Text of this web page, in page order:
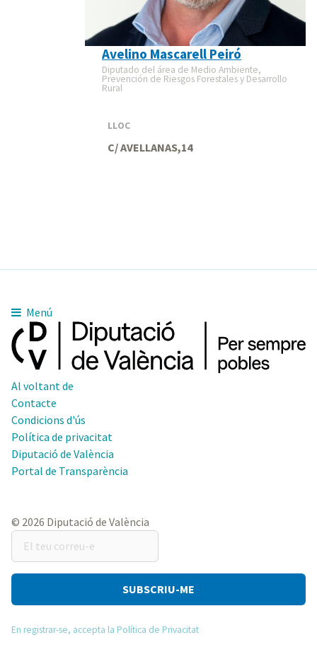
Avelino Mascarell Peiró
Diputado del área de Medio Ambiente,
Prevención de Riesgos Forestales y Desarrollo
Rural
LLOC
C/ AVELLANAS,14
Menú
Al voltant de
Contacte
Condicions d'ús
Política de privacitat
Diputació de València
Portal de Transparència
© 2026 Diputació de València
El
teu
correu-
En registrar-se, accepta la Política de Privacitat